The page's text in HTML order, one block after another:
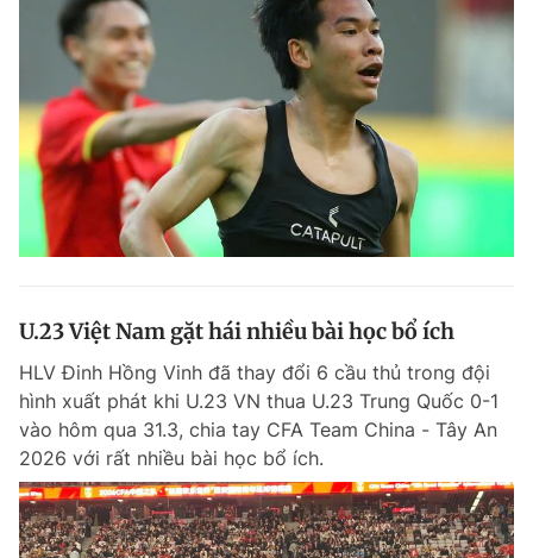
U.23 Việt Nam gặt hái nhiều bài học bổ ích
HLV Đinh Hồng Vinh đã thay đổi 6 cầu thủ trong đội
hình xuất phát khi U.23 VN thua U.23 Trung Quốc 0-1
vào hôm qua 31.3, chia tay CFA Team China - Tây An
2026 với rất nhiều bài học bổ ích.